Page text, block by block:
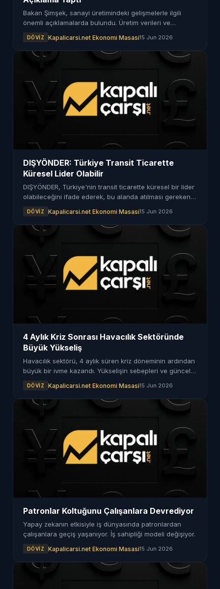
Bakan Şimşek, sanayi üretimindeki gelişmelerle ilgili
önemli açıklamalarda bulundu. Üretim verileri ve
DÖVIZ Kapalicarsi.net Ekonomi Masasi15 Jun 2026
DIŞYÖNDER: Türkiye Transit Ticarette
Küresel Lider Olabilir
DIŞYÖNDER, Türkiye'nin transit ticarette küresel bir lider
olabileceğini ifade ederek, bu alanda atılması gereken
DÖVIZ Kapalicarsi.net Ekonomi Masasi15 Jun 2026
4 Aylık Kriz Sonrası Havacılık Sektöründe
Büyük Yükseliş
Havacılık sektörü, 4 aylık süren kriz döneminin ardından
büyük bir ivme kazandı. Yükselişin sebepleri ve güncel
DÖVIZ Kapalicarsi.net Ekonomi Masasi15 Jun 2026
Patronlar Koltuğunu Çalışanlara Devrediyor
Yapay zekanın etkisiyle iş dünyasında patronlardan
çalışanlara geçiş yaşanıyor. İş sahipliği modeli değişiyor.
DÖVIZ Kapalicarsi.net Ekonomi Masasi15 Jun 2026